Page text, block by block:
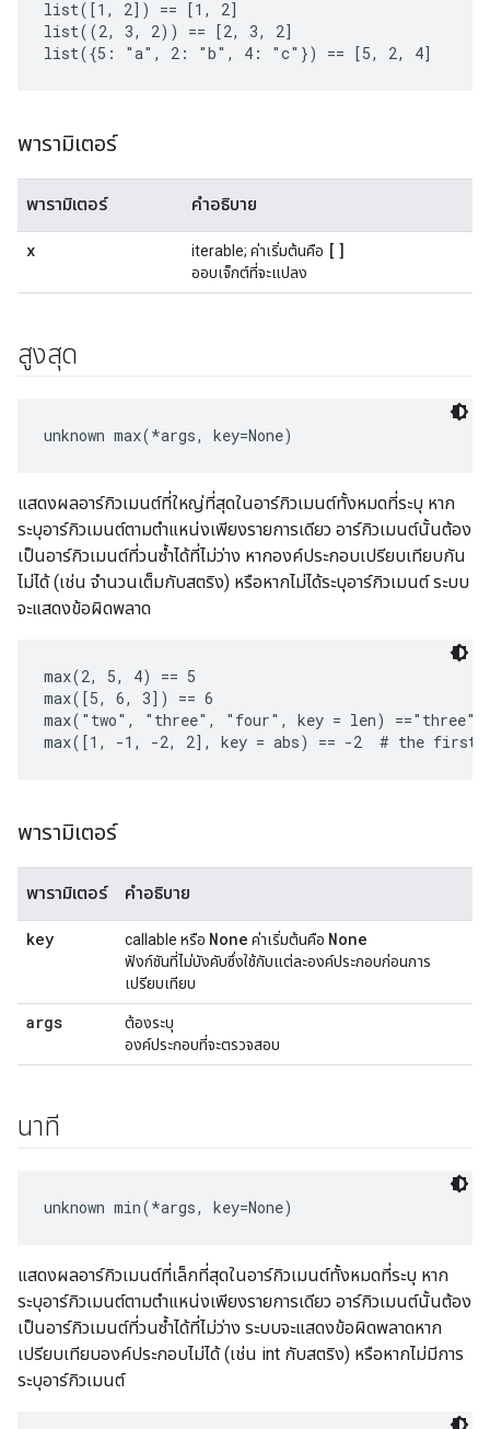
list([1, 2]) == [1, 2]
list((2, 3, 2)) == [2, 3, 2]
list({5: "a", 2: "b", 4: "c"}) == [5, 2, 4]
พารามิเตอร์
พารามิเตอร์ คำอธิบาย
x iterable; ค่าเริ่มต้นคือ []
ออบเจ็กต์ที่จะแปลง
สูงสุด
unknown max(*args, key=None)
แสดงผลอาร์กิวเมนต์ที่ใหญ่ที่สุดในอาร์กิวเมนต์ทั้งหมดที่ระบุ หาก
ระบุอาร์กิวเมนต์ตามตำแหน่งเพียงรายการเดียว อาร์กิวเมนต์นั้นต้อง
เป็นอาร์กิวเมนต์ที่วนซ้ำได้ที่ไม่ว่าง หากองค์ประกอบเปรียบเทียบกัน
ไม่ได้ (เช่น จำนวนเต็มกับสตริง) หรือหากไม่ได้ระบุอาร์กิวเมนต์ ระบบ
จะแสดงข้อผิดพลาด
max(2, 5, 4) == 5
max([5, 6, 3]) == 6
max("two", "three", "four", key = len) =="three"
พารามิเตอร์
พารามิเตอร์ คำอธิบาย
key callable หรือ None ค่าเริ่มต้นคือ None
ฟังก์ชันที่ไม่บังคับซึ่งใช้กับแต่ละองค์ประกอบก่อนการ
เปรียบเทียบ
args
ต้องระบุ
องค์ประกอบที่จะตรวจสอบ
นาที
unknown min(*args, key=None)
แสดงผลอาร์กิวเมนต์ที่เล็กที่สุดในอาร์กิวเมนต์ทั้งหมดที่ระบุ หาก
ระบุอาร์กิวเมนต์ตามตำแหน่งเพียงรายการเดียว อาร์กิวเมนต์นั้นต้อง
เป็นอาร์กิวเมนต์ที่วนซ้ำได้ที่ไม่ว่าง ระบบจะแสดงข้อผิดพลาดหาก
เปรียบเทียบองค์ประกอบไม่ได้ (เช่น int กับสตริง) หรือหากไม่มีการ
ระบุอาร์กิวเมนต์